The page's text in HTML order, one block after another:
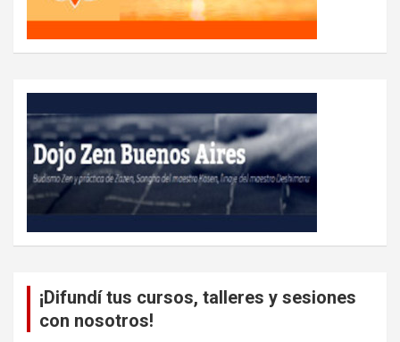
¡Difundí tus cursos, talleres y sesiones
con nosotros!